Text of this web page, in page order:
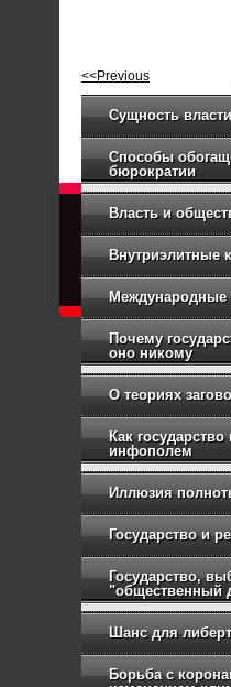
<<Previous
Сущность власти
Способы
бюрократии
Власть и
Внутриэлитные
Международные
Почему
оно никому
О теориях
Как
инфополем
Иллюзия
Государство и
Государство,
"общественный
Шанс для
Борьба с
Right-Dexter-ПРАВЫЙ ФРОНТ.